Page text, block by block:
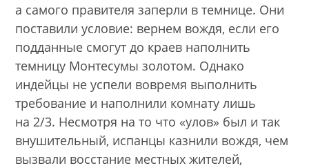
а самого правителя заперли в темнице. Они
поставили условие: вернем вождя, если его
подданные смогут до краев наполнить
темницу Монтесумы золотом. Однако
индейцы не успели вовремя выполнить
требование и наполнили комнату лишь
на 2/3. Несмотря на то что «улов» был и так
внушительный, испанцы казнили вождя, чем
вызвали восстание местных жителей,